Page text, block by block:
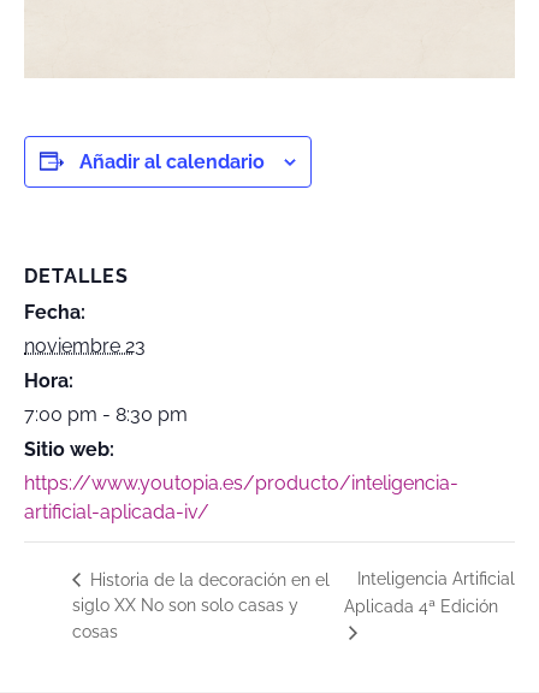
Añadir al calendario
DETALLES
Fecha:
noviembre 23
Hora:
7:00 pm - 8:30 pm
Sitio web:
https://www.youtopia.es/producto/inteligencia-
artificial-aplicada-iv/
Historia de la decoración en el
siglo XX No son solo casas y
cosas
Inteligencia Artificial
Aplicada 4ª Edición